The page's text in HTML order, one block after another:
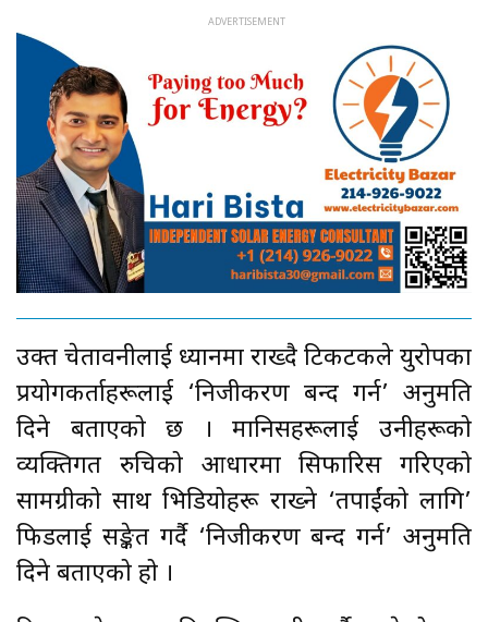
उक्त चेतावनीलाई ध्यानमा राख्दै टिकटकले युरोपका
प्रयोगकर्ताहरूलाई ‘निजीकरण बन्द गर्न’ अनुमति
दिने बताएको छ । मानिसहरूलाई उनीहरूको
व्यक्तिगत रुचिको आधारमा सिफारिस गरिएको
सामग्रीको साथ भिडियोहरू राख्ने ‘तपाईंको लागि’
फिडलाई सङ्केत गर्दै ‘निजीकरण बन्द गर्न’ अनुमति
दिने बताएको हो ।